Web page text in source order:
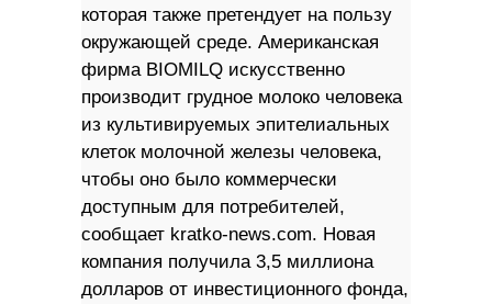
которая также претендует на пользу
окружающей среде. Американская
фирма BIOMILQ искусственно
производит грудное молоко человека
из культивируемых эпителиальных
клеток молочной железы человека,
чтобы оно было коммерчески
доступным для потребителей,
сообщает kratko-news.com. Новая
компания получила 3,5 миллиона
долларов от инвестиционного фонда,